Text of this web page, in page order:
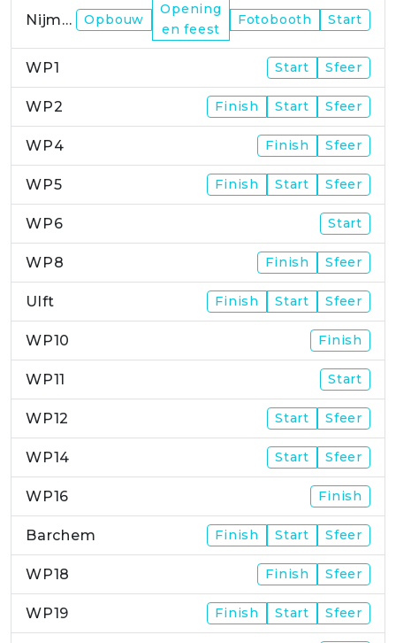
Nijmegen Opbouw
Opening
en feest
Fotobooth Start
WP1 Start Sfeer
WP2 Finish Start Sfeer
WP4 Finish Sfeer
WP5 Finish Start Sfeer
WP6 Start
WP8 Finish Sfeer
Ulft Finish Start Sfeer
WP10 Finish
WP11 Start
WP12 Start Sfeer
WP14 Start Sfeer
WP16 Finish
Barchem Finish Start Sfeer
WP18 Finish Sfeer
WP19 Finish Start Sfeer